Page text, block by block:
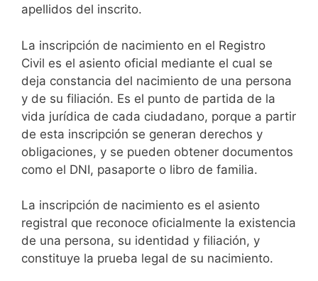
apellidos del inscrito.
La inscripción de nacimiento en el Registro
Civil es el asiento oficial mediante el cual se
deja constancia del nacimiento de una persona
y de su filiación. Es el punto de partida de la
vida jurídica de cada ciudadano, porque a partir
de esta inscripción se generan derechos y
obligaciones, y se pueden obtener documentos
como el DNI, pasaporte o libro de familia.
La inscripción de nacimiento es el asiento
registral que reconoce oficialmente la existencia
de una persona, su identidad y filiación, y
constituye la prueba legal de su nacimiento.